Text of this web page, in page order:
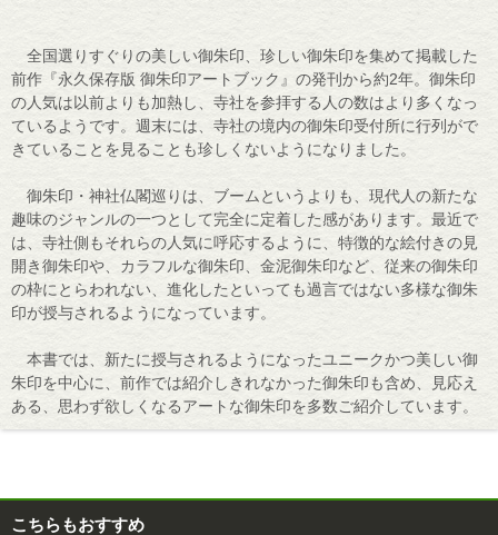
全国選りすぐりの美しい御朱印、珍しい御朱印を集めて掲載した
前作『永久保存版 御朱印アートブック』の発刊から約2年。御朱印
の人気は以前よりも加熱し、寺社を参拝する人の数はより多くなっ
ているようです。週末には、寺社の境内の御朱印受付所に行列がで
きていることを見ることも珍しくないようになりました。
御朱印・神社仏閣巡りは、ブームというよりも、現代人の新たな
趣味のジャンルの一つとして完全に定着した感があります。最近で
は、寺社側もそれらの人気に呼応するように、特徴的な絵付きの見
開き御朱印や、カラフルな御朱印、金泥御朱印など、従来の御朱印
の枠にとらわれない、進化したといっても過言ではない多様な御朱
印が授与されるようになっています。
本書では、新たに授与されるようになったユニークかつ美しい御
朱印を中心に、前作では紹介しきれなかった御朱印も含め、見応え
ある、思わず欲しくなるアートな御朱印を多数ご紹介しています。
こちらもおすすめ